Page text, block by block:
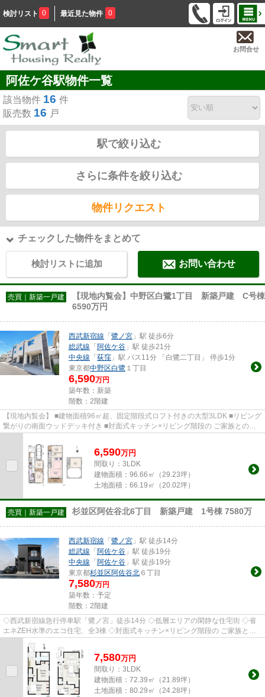
検討リスト 0 最近見た物件 0
お問合せ
阿佐ケ谷駅物件一覧
該当物件 16 件
販売数 16 戸
駅で絞り込む
さらに条件を絞り込む
物件リクエスト
チェックした物件をまとめて
検討リストに追加 お問い合わせ
売買｜新築一戸建
【現地内覧会】中野区白鷺1丁目 新築戸建 C号棟
6590万円
西武新宿線 「 鷺ノ宮 」駅 徒歩6分
総武線 「 阿佐ケ谷 」駅 徒歩21分
中央線 「 荻窪 」駅 バス11分 「白鷺二丁目」 停歩1分
東京都中野区白鷺 １丁目
6,590万円
築年数：新築
階数：2階建
【現地内覧会】 ■建物面積96㎡超、固定階段式ロフト付きの大型3LDK ■リビング
繋がりの南面ウッドデッキ付き ■対面式キッチン×リビング階段の ご家族とのコ
6,590万円
間取り：3LDK
建物面積： 96.66㎡（29.23坪）
土地面積： 66.19㎡（20.02坪）
売買｜新築一戸建 杉並区阿佐谷北6丁目 新築戸建 1号棟 7580万
西武新宿線 「 鷺ノ宮 」駅 徒歩14分
総武線 「 阿佐ケ谷 」駅 徒歩19分
中央線 「 阿佐ケ谷 」駅 徒歩19分
東京都杉並区阿佐谷北 ６丁目
7,580万円
築年数：予定
階数：2階建
◇西武新宿線急行停車駅「鷺ノ宮」徒歩14分 ◇低層エリアの閑静な住宅街 ◇省
エネZEH水準のエコ住宅、全3棟 ◇対面式キッチン×リビング階段の ご家族との
7,580万円
間取り：3LDK
建物面積： 72.39㎡（21.89坪）
土地面積： 80.29㎡（24.28坪）